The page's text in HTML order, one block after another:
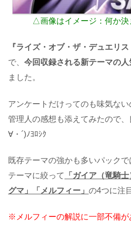
△画像はイメージ：何か
『ライズ・オブ・ザ・デュエリ
で、 今回収録される新テーマの人
ました。
アンケートだけってのも味気な
管理人の感想も添えてみたので、
∀・´)ﾉﾖﾛｼｸ
既存テーマの強かも多いパック
テーマに絞って
「ガイア（竜騎
グマ」「メルフィー」 の4つに注
※メルフィーの解説に一部不備が